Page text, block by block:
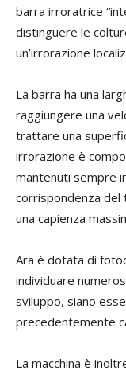
barra irroratrice
distinguere le
un’irrorazione
La barra ha una
raggiungere una
trattare una
irrorazione è
mantenuti sempre
corrispondenza del
una capienza
Ara è dotata di
individuare
sviluppo, siano
precedentemente
La macchina è